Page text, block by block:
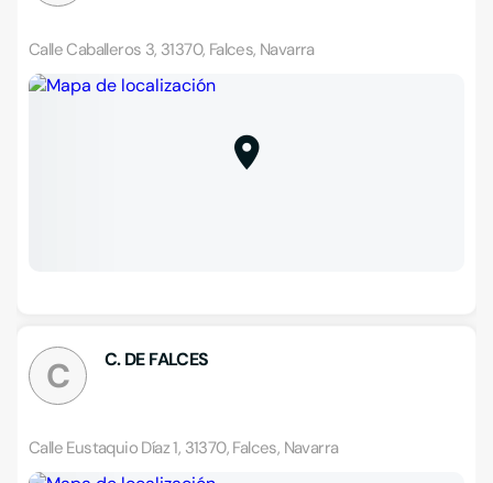
Calle Caballeros 3, 31370, Falces, Navarra
C C. DE FALCES
Calle Eustaquio Díaz 1, 31370, Falces, Navarra